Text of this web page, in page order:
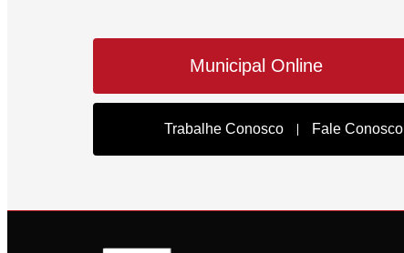
Municipal Online
Trabalhe Conosco Fale Conosco